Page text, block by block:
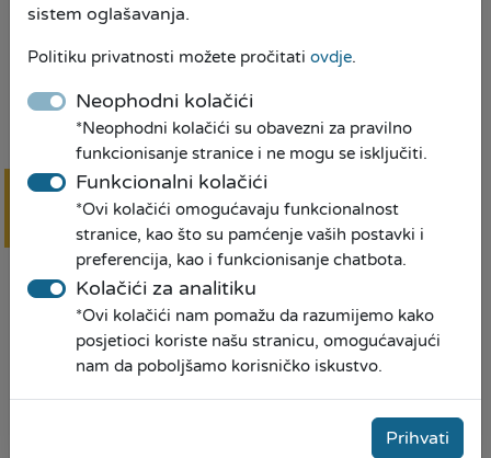
MKF SUNRISE u Vitezu na
novoj lokaciji i adresi
06.12.2021
Pročitaj više
MKF SUNRISE- 25 godina
pravimo prilike!
sistem oglašavanja.
Politiku privatnosti možete pročitati ovdje.
Neophodni kolačići
*Neophodni kolačići su obavezni za pravilno
funkcionisanje stranice i ne mogu se isključiti.
Funkcionalni kolačići
*Ovi kolačići omogućavaju funkcionalnost
stranice, kao što su pamćenje vaših postavki i
preferencija, kao i funkcionisanje chatbota.
Kolačići za analitiku
*Ovi kolačići nam pomažu da razumijemo kako
posjetioci koriste našu stranicu, omogućavajući
nam da poboljšamo korisničko iskustvo.
Prihvati